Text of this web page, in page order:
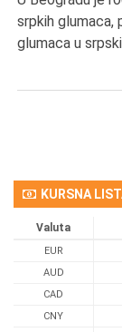
srpkih glumaca,
glumaca u
KURSNA
Valuta
EUR
AUD
CAD
CNY